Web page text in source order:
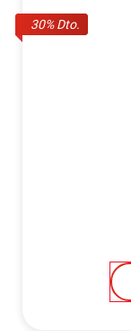
30% Dto.